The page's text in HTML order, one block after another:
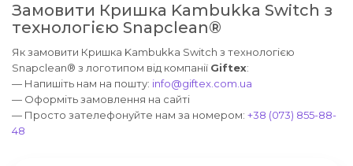
Замовити Кришка Kambukka Switch з
технологією Snapclean®
Як замовити Кришка Kambukka Switch з технологією
Snapclean® з логотипом від компанії Giftex:
— Напишіть нам на пошту: info@giftex.com.ua
— Оформіть замовлення на сайті
— Просто зателефонуйте нам за номером: +38 (073) 855-88-
48